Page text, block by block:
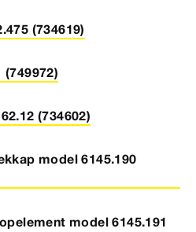
(734619)
(749972)
(734602)
model 6145.190
model 6145.191